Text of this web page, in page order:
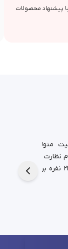
پیشنهاد محصولات
متولد شد.
داشتم،
اما با استقبال مشتری‌ها، الان یه تیم ۲۲ نفره برای این